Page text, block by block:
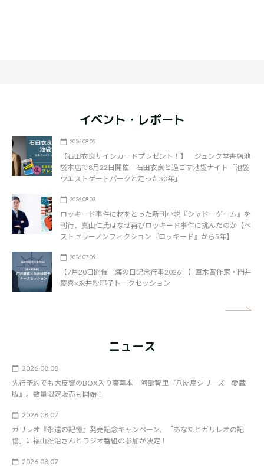
イベント・レポート
2026.08.05
【石田衣良サインカードプレゼント！】 ジュンク堂書店池
袋本店で8月22日開催 石田衣良と過ごす池袋ナイト「池袋
ウエストゲートパークと走った30年」
2026.08.03
ロッキード事件に材をとった新刊小説『シャドーゲーム』を
刊行、真山仁氏はなぜ再びロッキード事件に挑んだのか【ベ
ストセラーノンフィクション『ロッキード』から5年】
2026.07.09
【7月20日開催「海の日記念行事2026」】直木賞作家・門井
慶喜×永井紗耶子トークセッション
ニュース
2026.08.08
先行予約でも大反響のBOX入り豪華本 阿部智里『八咫烏シリーズ 愛蔵
版』。数量限定販売も開始！
2026.08.07
ガリレオ『永遠の記憶』発売記念キャンペーン、「あなたとガリレオの記
憶」に福山雅治さんとラジオ番組の参加が決定！
2026.08.07